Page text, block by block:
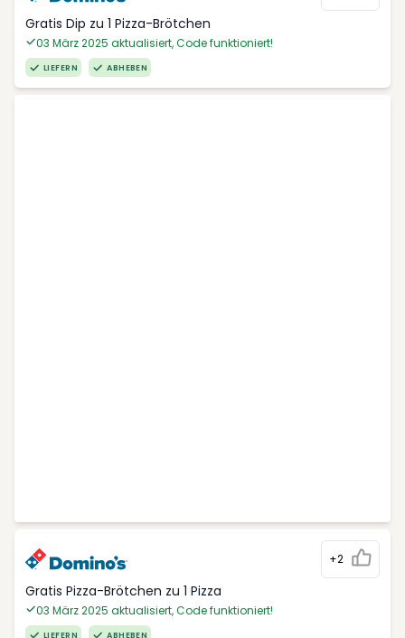
Gratis Dip zu 1 Pizza-Brötchen
03 März 2025 aktualisiert, Code funktioniert!
LIEFERN ABHEBEN
+2
Gratis Pizza-Brötchen zu 1 Pizza
03 März 2025 aktualisiert, Code funktioniert!
LIEFERN ABHEBEN